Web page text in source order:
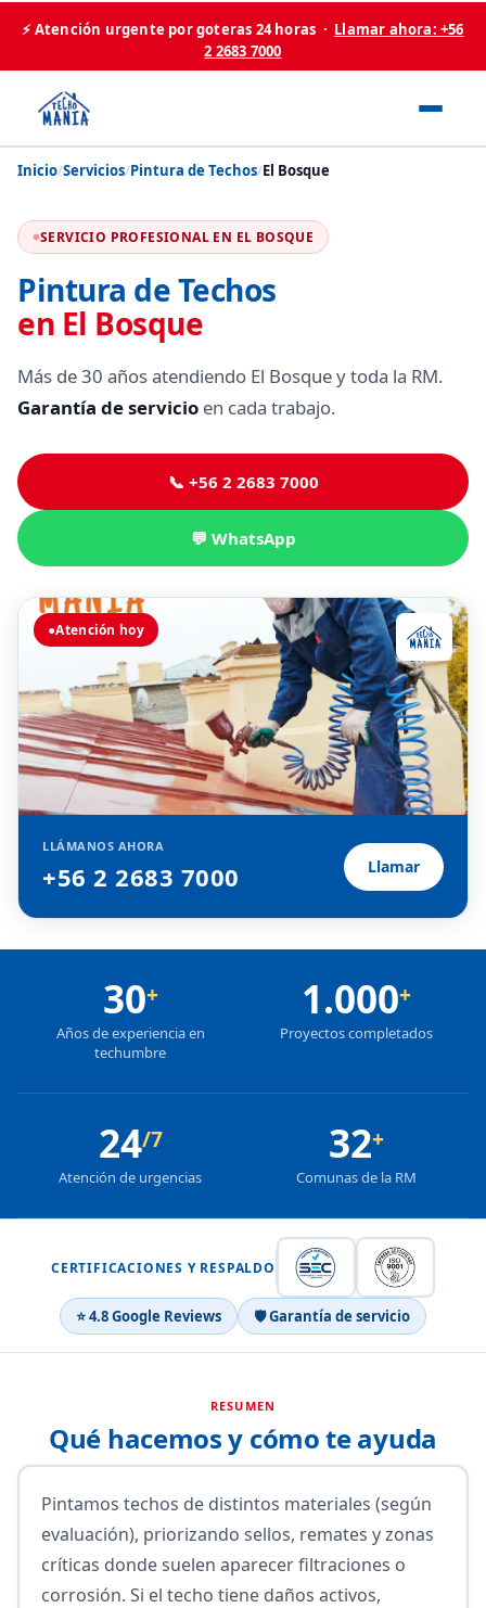
⚡ Atención urgente por goteras 24 horas · Llamar ahora: +56
2 2683 7000
Inicio/Servicios/Pintura de Techos/El Bosque
SERVICIO PROFESIONAL EN EL BOSQUE
Pintura de Techos
en El Bosque
Más de 30 años atendiendo El Bosque y toda la RM.
Garantía de servicio en cada trabajo.
📞 +56 2 2683 7000
💬 WhatsApp
●Atención hoy
LLÁMANOS AHORA
+56 2 2683 7000 Llamar
30+
Años de experiencia en
techumbre
1.000+
Proyectos completados
24/7
Atención de urgencias
32+
Comunas de la RM
CERTIFICACIONES Y RESPALDO
⭐ 4.8 Google Reviews 🛡 Garantía de servicio
RESUMEN
Qué hacemos y cómo te ayuda
Pintamos techos de distintos materiales (según
evaluación), priorizando sellos, remates y zonas
críticas donde suelen aparecer filtraciones o
corrosión. Si el techo tiene daños activos,